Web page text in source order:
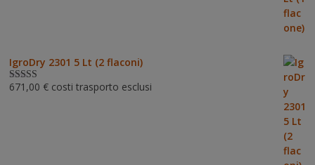
IgroDry 2301 5 Lt (2 flaconi)
Valutato5.00
671,00 € costi trasporto esclusi